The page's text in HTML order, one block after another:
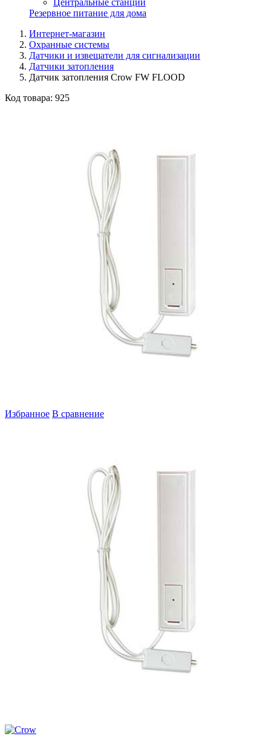
Резервное питание для дома
Интернет-магазин
Охранные системы
Датчики и извещатели для сигнализации
Датчики затопления
Датчик затопления Crow FW FLOOD
Код товара: 925
Избранное В сравнение